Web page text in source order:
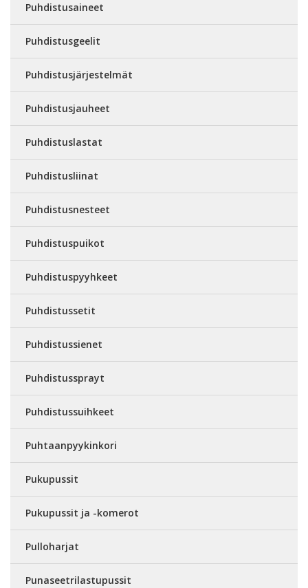
Puhdistusaineet
Puhdistusgeelit
Puhdistusjärjestelmät
Puhdistusjauheet
Puhdistuslastat
Puhdistusliinat
Puhdistusnesteet
Puhdistuspuikot
Puhdistuspyyhkeet
Puhdistussetit
Puhdistussienet
Puhdistussprayt
Puhdistussuihkeet
Puhtaanpyykinkori
Pukupussit
Pukupussit ja -komerot
Pulloharjat
Punaseetrilastupussit